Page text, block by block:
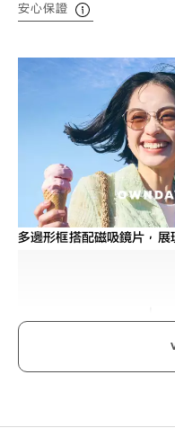
安心保證
多邊形框搭配磁吸鏡片，展
不僅是時尚單品，也能減少